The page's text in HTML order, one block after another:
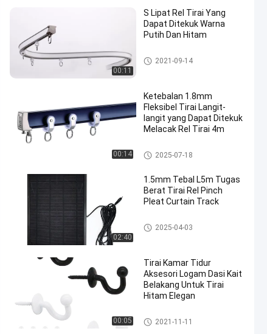
00:11
S Lipat Rel Tirai Yang
Dapat Ditekuk Warna
Putih Dan Hitam
Trek Tirai yang Dapat Ditekuk
2021-09-14
00:14
Ketebalan 1.8mm
Fleksibel Tirai Langit-
langit yang Dapat Ditekuk
Melacak Rel Tirai 4m
Trek Tirai yang Dapat Ditekuk
2025-07-18
02:40
1.5mm Tebal L5m Tugas
Berat Tirai Rel Pinch
Pleat Curtain Track
Trek Tirai Aluminium
2025-04-03
00:05
Tirai Kamar Tidur
Aksesori Logam Dasi Kait
Belakang Untuk Tirai
Hitam Elegan
Aksesoris Jalur Tirai
2021-11-11